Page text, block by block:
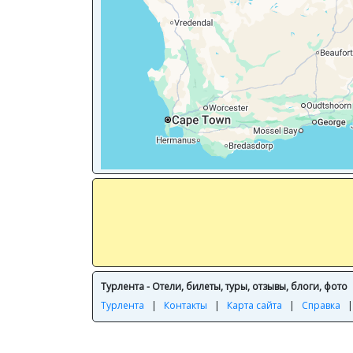
Турлента - Отели, билеты, туры, отзывы, блоги, фото
Турлента | Контакты | Карта сайта | Справка